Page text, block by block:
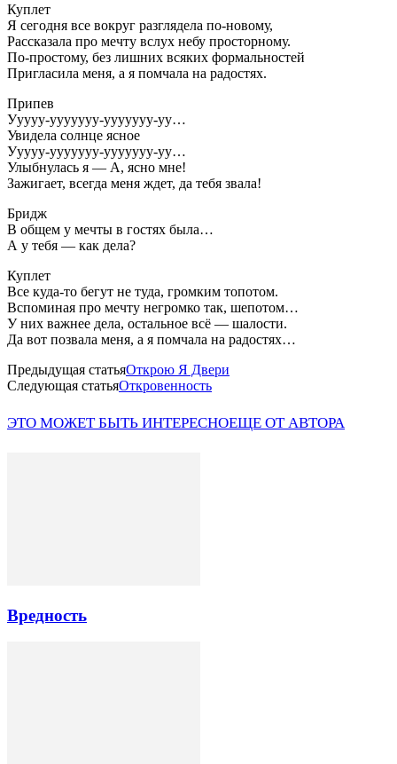
Куплет
Я сегодня все вокруг разглядела по-новому,
Рассказала про мечту вслух небу просторному.
По-простому, без лишних всяких формальностей
Пригласила меня, а я помчала на радостях.
Припев
Ууууу-ууууууу-ууууууу-уу…
Увидела солнце ясное
Ууууу-ууууууу-ууууууу-уу…
Улыбнулась я — А, ясно мне!
Зажигает, всегда меня ждет, да тебя звала!
Бридж
В общем у мечты в гостях была…
А у тебя — как дела?
Куплет
Все куда-то бегут не туда, громким топотом.
Вспоминая про мечту негромко так, шепотом…
У них важнее дела, остальное всё — шалости.
Да вот позвала меня, а я помчала на радостях…
Предыдущая статьяОткрою Я Двери
Следующая статьяОткровенность
ЭТО МОЖЕТ БЫТЬ ИНТЕРЕСНОЕЩЕ ОТ АВТОРА
Вредность